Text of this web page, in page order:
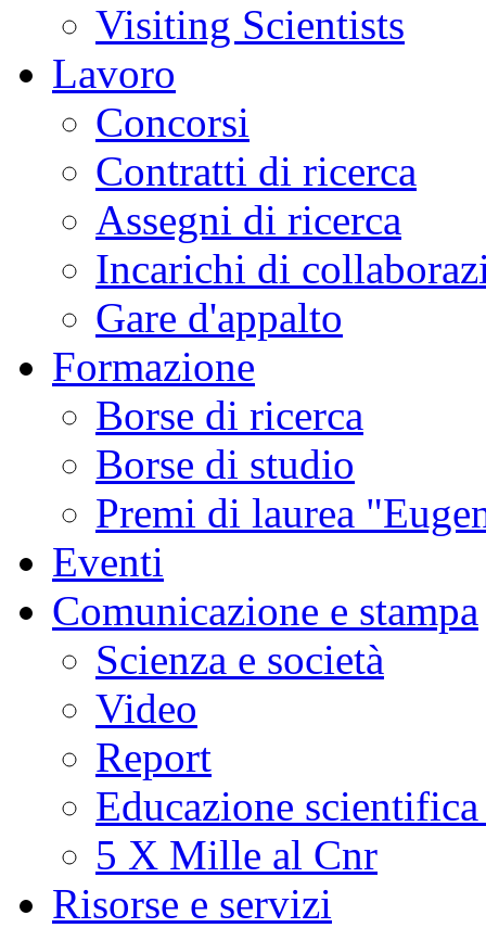
Visiting Scientists
Lavoro
Concorsi
Contratti di ricerca
Assegni di ricerca
Incarichi di
Gare d'appalto
Formazione
Borse di ricerca
Borse di studio
Premi di laurea
Eventi
Comunicazione e stampa
Scienza e società
Video
Report
Educazione
5 X Mille al Cnr
Risorse e servizi